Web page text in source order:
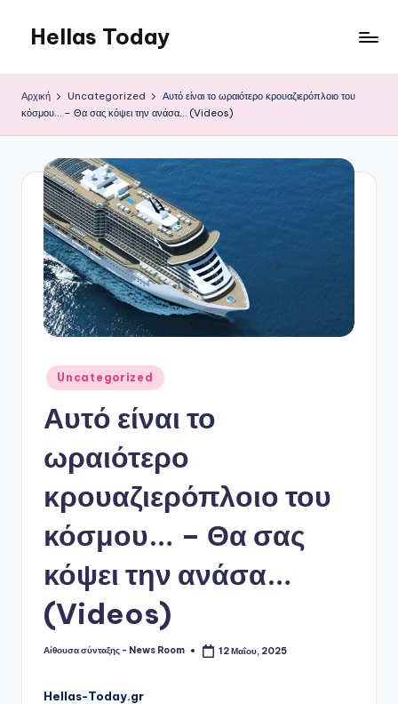
Μετάβαση
περιεχόμενο
Hellas Today
Αρχική Uncategorized
Αυτό είναι το ωραιότερο κρουαζιερόπλοιο του
κόσμου… – Θα σας κόψει την ανάσα… (Videos)
Αναρτήθηκε
σε
Uncategorized
Αυτό είναι το
ωραιότερο
κρουαζιερόπλοιο του
κόσμου… – Θα σας
κόψει την ανάσα…
(Videos)
Συγγραφέας:
Αίθουσα σύνταξης - News Room 12 Μαΐου, 2025
Hellas-Today.gr